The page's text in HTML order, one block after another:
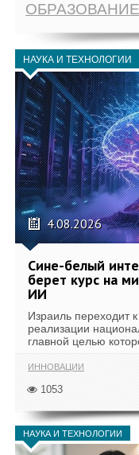
ОБРАЗОВАНИЕ
НАУКА И ТЕХНОЛОГИИ
4.08.2026
Сине-белый
берет курс на
ИИ
Израиль переходит
реализации
главной целью
ИННОВАЦИИ
1053
НАУКА И ТЕХНОЛОГИИ